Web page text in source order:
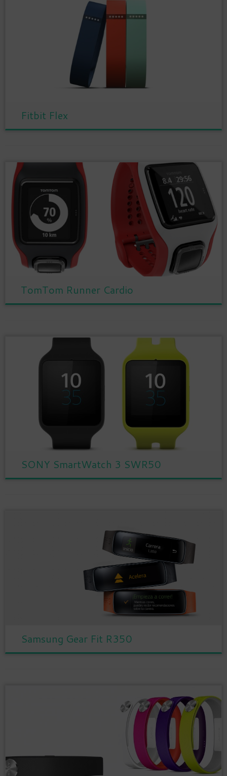
Fitbit Flex
TomTom Runner Cardio
SONY SmartWatch 3 SWR50
Samsung Gear Fit R350